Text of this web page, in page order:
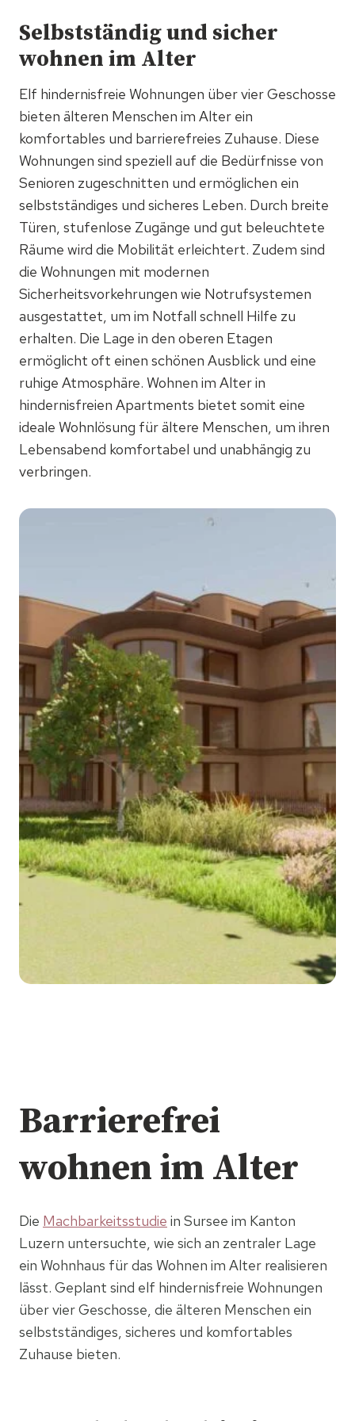
Selbstständig und sicher
wohnen im Alter
Elf hindernisfreie Wohnungen über vier Geschosse
bieten älteren Menschen im Alter ein
komfortables und barrierefreies Zuhause. Diese
Wohnungen sind speziell auf die Bedürfnisse von
Senioren zugeschnitten und ermöglichen ein
selbstständiges und sicheres Leben. Durch breite
Türen, stufenlose Zugänge und gut beleuchtete
Räume wird die Mobilität erleichtert. Zudem sind
die Wohnungen mit modernen
Sicherheitsvorkehrungen wie Notrufsystemen
ausgestattet, um im Notfall schnell Hilfe zu
erhalten. Die Lage in den oberen Etagen
ermöglicht oft einen schönen Ausblick und eine
ruhige Atmosphäre. Wohnen im Alter in
hindernisfreien Apartments bietet somit eine
ideale Wohnlösung für ältere Menschen, um ihren
Lebensabend komfortabel und unabhängig zu
verbringen.
Barrierefrei
wohnen im Alter
Die Machbarkeitsstudie in Sursee im Kanton
Luzern untersuchte, wie sich an zentraler Lage
ein Wohnhaus für das Wohnen im Alter realisieren
lässt. Geplant sind elf hindernisfreie Wohnungen
über vier Geschosse, die älteren Menschen ein
selbstständiges, sicheres und komfortables
Zuhause bieten.